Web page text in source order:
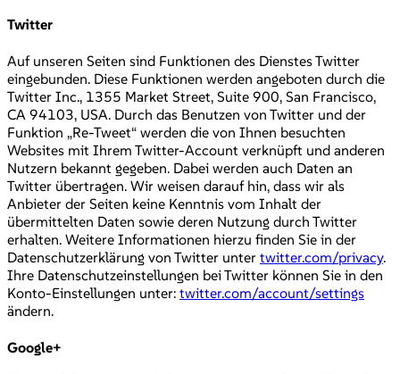
Twitter
Auf unseren Seiten sind Funktionen des Dienstes Twitter
eingebunden. Diese Funktionen werden angeboten durch die
Twitter Inc., 1355 Market Street, Suite 900, San Francisco,
CA 94103, USA. Durch das Benutzen von Twitter und der
Funktion „Re-Tweet“ werden die von Ihnen besuchten
Websites mit Ihrem Twitter-Account verknüpft und anderen
Nutzern bekannt gegeben. Dabei werden auch Daten an
Twitter übertragen. Wir weisen darauf hin, dass wir als
Anbieter der Seiten keine Kenntnis vom Inhalt der
übermittelten Daten sowie deren Nutzung durch Twitter
erhalten. Weitere Informationen hierzu finden Sie in der
Datenschutzerklärung von Twitter unter twitter.com/privacy.
Ihre Datenschutzeinstellungen bei Twitter können Sie in den
Konto-Einstellungen unter: twitter.com/account/settings
ändern.
Google+